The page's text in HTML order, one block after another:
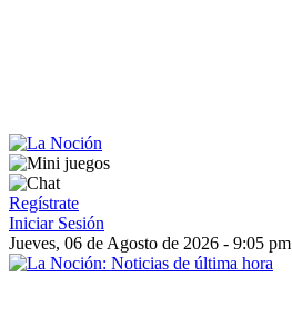
Regístrate
Iniciar Sesión
Jueves, 06 de Agosto de 2026 - 9:05 pm